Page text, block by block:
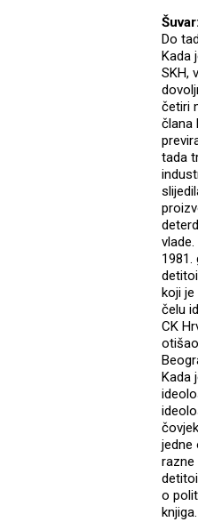
Šuvar:
Do
Kada
SKH,
četiri
člana
tada
koji
čelu
CK
Kada
jedne
razne
o
knjiga.